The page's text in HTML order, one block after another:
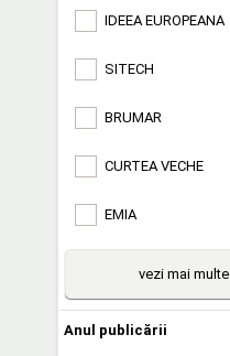
IDEEA EUROPEANA
SITECH
BRUMAR
CURTEA VECHE
EMIA
vezi mai multe
Anul publicării